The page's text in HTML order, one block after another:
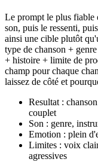
Le prompt le plus fiable
son, puis le ressenti,
ainsi une cible plutôt
type de chanson +
+ histoire + limite de
champ pour chaque
laissez de côté et
Resultat :
couplet
Son : genre,
Emotion : plein
Limites : voix
agressives